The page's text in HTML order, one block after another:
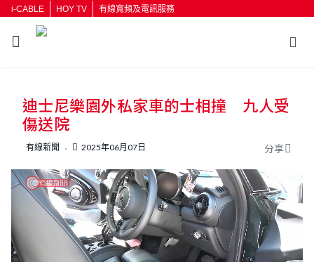
i-CABLE HOY TV 有線寬頻及電訊服務
按輸入鍵開始搜尋
迪士尼樂園外私家車的士相撞 九人受
傷送院
有線新聞 2025年06月07日 分享